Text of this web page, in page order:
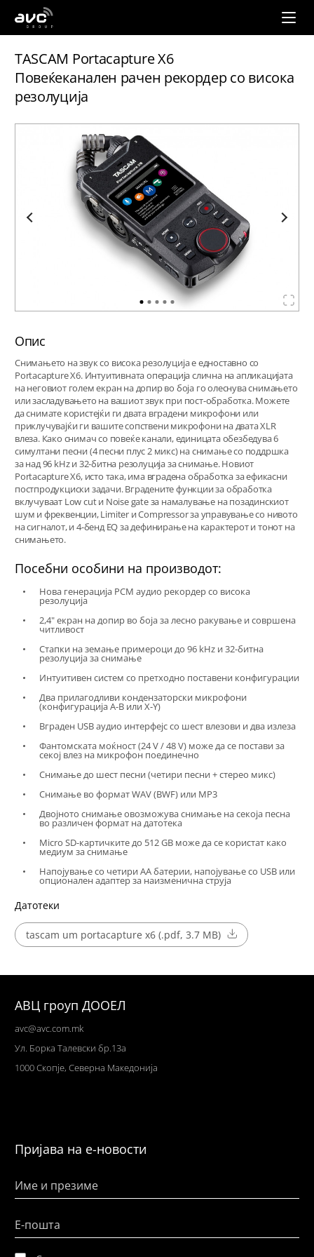
AVC
Group
TASCAM Portacapture X6
Повеќеканален рачен рекордер со висока
резолуција
Опис
Снимањето на звук со висока резолуција е едноставно со
Portacapture X6. Интуитивната операција слична на апликацијата
на неговиот голем екран на допир во боја го олеснува снимањето
или засладувањето на вашиот звук при пост-обработка. Можете
да снимате користејќи ги двата вградени микрофони или
приклучувајќи ги вашите сопствени микрофони на двата XLR
влеза. Како снимач со повеќе канали, единицата обезбедува 6
симултани песни (4 песни плус 2 микс) на снимање со поддршка
за над 96 kHz и 32-битна резолуција за снимање. Новиот
Portacapture X6, исто така, има вградена обработка за ефикасни
постпродукциски задачи. Вградените функции за обработка
вклучуваат Low cut и Noise gate за намалување на позадинскиот
шум и фреквенции, Limiter и Compressor за управување со нивото
на сигналот, и 4-бенд EQ за дефинирање на карактерот и тонот на
снимањето.
Посебни особини на производот:
Нова генерација PCM аудио рекордер со висока
резолуција
2,4" екран на допир во боја за лесно ракување и совршена
читливост
Стапки на земање примероци до 96 kHz и 32-битна
резолуција за снимање
Интуитивен систем со претходно поставени конфигурации
Два прилагодливи кондензаторски микрофони
(конфигурација A-B или X-Y)
Вграден USB аудио интерфејс со шест влезови и два излеза
Фантомската моќност (24 V / 48 V) може да се постави за
секој влез на микрофон поединечно
Снимање до шест песни (четири песни + стерео микс)
Снимање во формат WAV (BWF) или MP3
Двојното снимање овозможува снимање на секоја песна
во различен формат на датотека
Micro SD-картичките до 512 GB може да се користат како
медиум за снимање
Напојување со четири AA батерии, напојување со USB или
опционален адаптер за наизменична струја
Датотеки
tascam um portacapture x6 (.pdf, 3.7 MB)
АВЦ гроуп ДООЕЛ
avc@avc.com.mk
Ул. Борка Талевски бр.13а
1000 Скопје, Северна Македонија
Пријава на е-новости
Име и презиме
Е-пошта